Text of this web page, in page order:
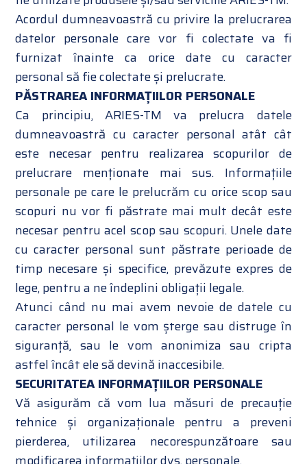
Acordul dumneavoastră cu privire la prelucrarea
datelor personale care vor fi colectate va fi
furnizat înainte ca orice date cu caracter
personal să fie colectate și prelucrate.
PĂSTRAREA INFORMAȚIILOR PERSONALE
Ca principiu, ARIES-TM va prelucra datele
dumneavoastră cu caracter personal atât cât
este necesar pentru realizarea scopurilor de
prelucrare menționate mai sus. Informațiile
personale pe care le prelucrăm cu orice scop sau
scopuri nu vor fi păstrate mai mult decât este
necesar pentru acel scop sau scopuri. Unele date
cu caracter personal sunt păstrate perioade de
timp necesare și specifice, prevăzute expres de
lege, pentru a ne îndeplini obligații legale.
Atunci când nu mai avem nevoie de datele cu
caracter personal le vom șterge sau distruge în
siguranță, sau le vom anonimiza sau cripta
astfel încât ele să devină inaccesibile.
SECURITATEA INFORMAȚIILOR PERSONALE
Vă asigurăm că vom lua măsuri de precauție
tehnice și organizaționale pentru a preveni
pierderea, utilizarea necorespunzătoare sau